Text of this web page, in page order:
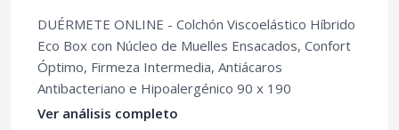
DUÉRMETE ONLINE - Colchón Viscoelástico Híbrido
Eco Box con Núcleo de Muelles Ensacados, Confort
Óptimo, Firmeza Intermedia, Antiácaros
Antibacteriano e Hipoalergénico 90 x 190
Ver análisis completo